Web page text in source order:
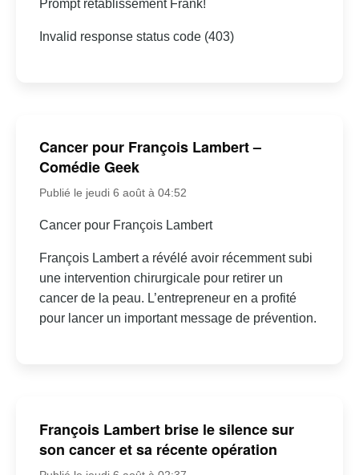
Prompt rétablissement Frank!
Invalid response status code (403)
Cancer pour François Lambert –
Comédie Geek
Publié le jeudi 6 août à 04:52
Cancer pour François Lambert
François Lambert a révélé avoir récemment subi
une intervention chirurgicale pour retirer un
cancer de la peau. L’entrepreneur en a profité
pour lancer un important message de prévention.
François Lambert brise le silence sur
son cancer et sa récente opération